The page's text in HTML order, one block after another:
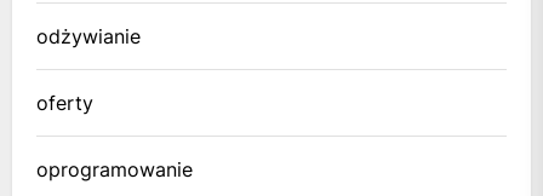
odżywianie
oferty
oprogramowanie